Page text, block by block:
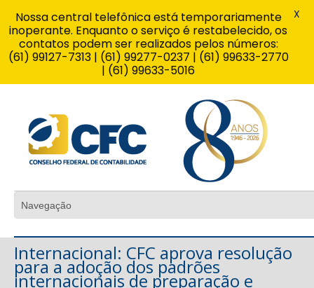
Internacional: CFC aprova resolução
para a adoção dos padrões
internacionais de preparação e
Nossa central telefônica está temporariamente
inoperante. Enquanto o serviço é restabelecido, os
contatos podem ser realizados pelos números:
(61) 99127-7313 | (61) 99277-0237 | (61) 99633-2770
| (61) 99633-5016
X